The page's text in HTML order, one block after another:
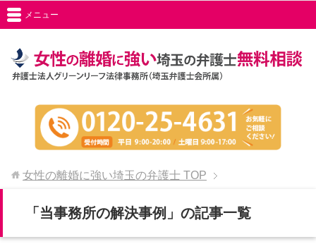
メニュー
女性の離婚に強い埼玉の弁護士 TOP
「当事務所の解決事例」の記事一覧